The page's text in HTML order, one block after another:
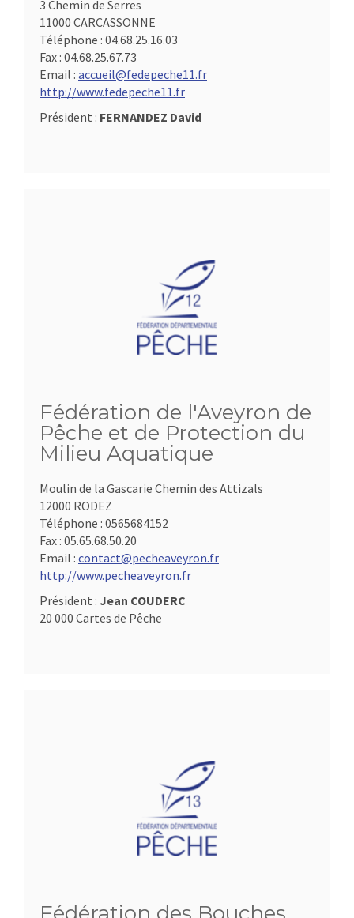
3 Chemin de Serres
11000 CARCASSONNE
Téléphone : 04.68.25.16.03
Fax : 04.68.25.67.73
Email : accueil@fedepeche11.fr
http://www.fedepeche11.fr
Président : FERNANDEZ David
Fédération de l'Aveyron de
Pêche et de Protection du
Milieu Aquatique
Moulin de la Gascarie Chemin des Attizals
12000 RODEZ
Téléphone : 0565684152
Fax : 05.65.68.50.20
Email : contact@pecheaveyron.fr
http://www.pecheaveyron.fr
Président : Jean COUDERC
20 000 Cartes de Pêche